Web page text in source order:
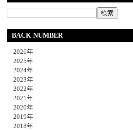
BACK NUMBER
2026年
2025年
2024年
2023年
2022年
2021年
2020年
2019年
2018年